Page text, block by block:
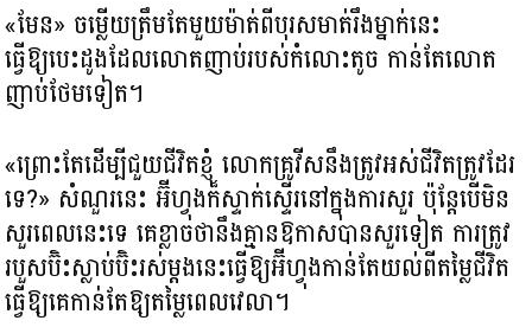
«មែន» ចម្លើយត្រឹមតែមួយម៉ាត់ពីបុរសមាត់រឹងម្នាក់នេះ
ធ្វើឱ្យបេះដូងដែលលោតញាប់របស់កំលោះតូច កាន់តែលោត
ញាប់ថែមទៀត។
«ព្រោះតែដើម្បីជួយជីវិតខ្ញុំ លោកគ្រូវីសនឹងត្រូវអស់ជីវិតត្រូវដែរ
ទេ?​» សំណួរនេះ អ៊ីហ្វុងក៏ស្ទាក់ស្ទើរនៅក្នុងការសួរ ប៉ុន្តែបើមិន
សួរពេលនេះទេ គេខ្លាចថានឹងគ្មានឱកាសបានសួរទៀត ការត្រូវ
របួសប៊ិះស្លាប់ប៊ិះរស់ម្ដងនេះធ្វើឱ្យអ៊ីហ្វុងកាន់តែយល់ពីតម្លៃជីវិត
ធ្វើឱ្យគេកាន់តែឱ្យតម្លៃពេលវេលា។